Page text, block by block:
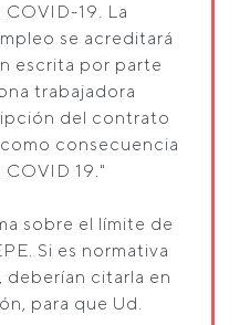
19. La
se acreditará
escrita por parte
trabajadora
del contrato
consecuencia
19."
sobre el límite de
Si es normativa
deberían citarla en
para que Ud.